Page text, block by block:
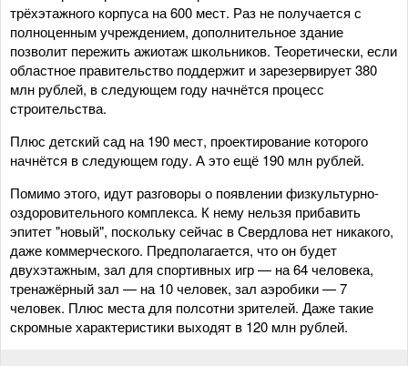
трёхэтажного корпуса на 600 мест. Раз не получается с
полноценным учреждением, дополнительное здание
позволит пережить ажиотаж школьников. Теоретически, если
областное правительство поддержит и зарезервирует 380
млн рублей, в следующем году начнётся процесс
строительства.
Плюс детский сад на 190 мест, проектирование которого
начнётся в следующем году. А это ещё 190 млн рублей.
Помимо этого, идут разговоры о появлении физкультурно-
оздоровительного комплекса. К нему нельзя прибавить
эпитет "новый", поскольку сейчас в Свердлова нет никакого,
даже коммерческого. Предполагается, что он будет
двухэтажным, зал для спортивных игр — на 64 человека,
тренажёрный зал — на 10 человек, зал аэробики — 7
человек. Плюс места для полсотни зрителей. Даже такие
скромные характеристики выходят в 120 млн рублей.